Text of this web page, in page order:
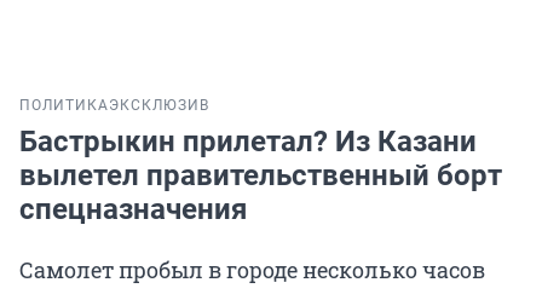
ПОЛИТИКАЭКСКЛЮЗИВ
Бастрыкин прилетал? Из Казани
вылетел правительственный борт
спецназначения
Самолет пробыл в городе несколько часов